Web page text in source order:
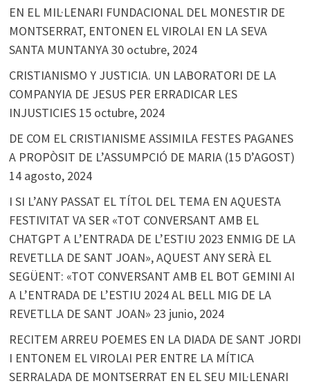
EN EL MIL·LENARI FUNDACIONAL DEL MONESTIR DE
MONTSERRAT, ENTONEN EL VIROLAI EN LA SEVA
SANTA MUNTANYA30 octubre, 2024
CRISTIANISMO Y JUSTICIA. UN LABORATORI DE LA
COMPANYIA DE JESUS PER ERRADICAR LES
INJUSTICIES 15 octubre, 2024
DE COM EL CRISTIANISME ASSIMILA FESTES PAGANES
A PROPÒSIT DE L’ASSUMPCIÓ DE MARIA (15 D’AGOST)
14 agosto, 2024
I SI L’ANY PASSAT EL TÍTOL DEL TEMA EN AQUESTA
FESTIVITAT VA SER «TOT CONVERSANT AMB EL
CHATGPT A L’ENTRADA DE L’ESTIU 2023 ENMIG DE LA
REVETLLA DE SANT JOAN», AQUEST ANY SERÀ EL
SEGÜENT: «TOT CONVERSANT AMB EL BOT GEMINI AI
A L’ENTRADA DE L’ESTIU 2024 AL BELL MIG DE LA
REVETLLA DE SANT JOAN» 23 junio, 2024
RECITEM ARREU POEMES EN LA DIADA DE SANT JORDI
I ENTONEM EL VIROLAI PER ENTRE LA MÍTICA
SERRALADA DE MONTSERRAT EN EL SEU MIL·LENARI